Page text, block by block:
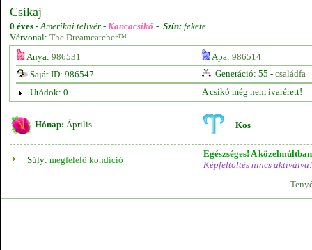
Csikaj
0 éves -Amerikai telivér - Kancacsikó - Szín: fekete
Vérvonal: The Dreamcatcher™
Anya: 986531 Apa: 986514
Saját ID: 986547
Generáció: 55 - családfa
Utódok: 0
A csikó még nem ivarérett!
Hónap: Április Kos
Súly: megfelelő kondíció
Egészséges! A
Képfeltöltés nincs aktiválva!